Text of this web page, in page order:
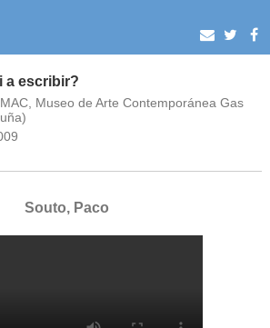
a escribir?
MAC, Museo de Arte Contemporánea Gas
Souto, Paco